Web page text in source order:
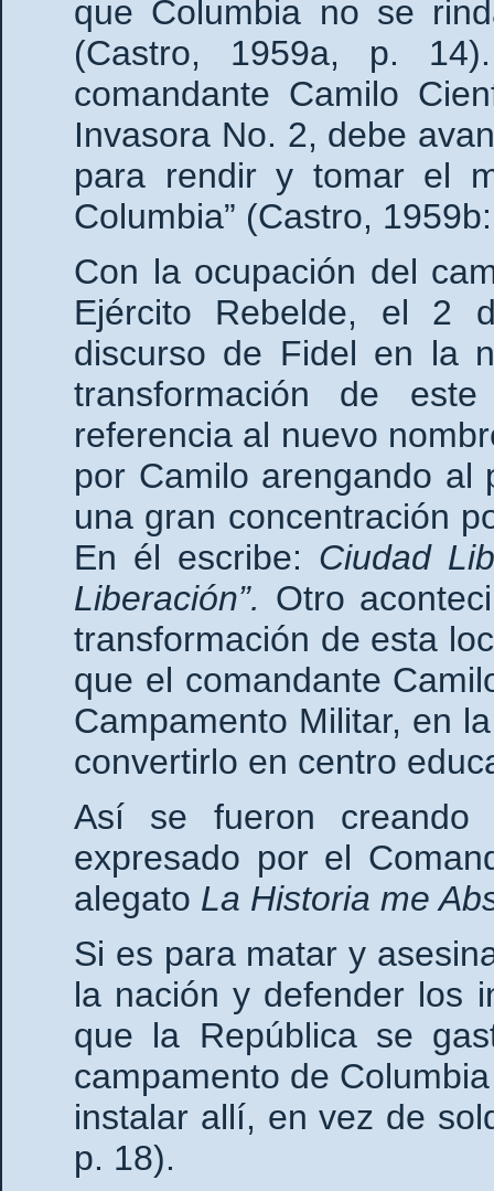
que Columbia no se
(Castro, 1959a, p.
comandante Camilo
Invasora No. 2, debe
para rendir y tomar el
Columbia” (Castro,
Con la ocupación del
Ejército Rebelde, el 2
discurso de Fidel en la
transformación de
referencia al nuevo
por Camilo arengando
una gran concentración
En él escribe: Ciudad
Liberación”. Otro
transformación de esta
que el comandante
Campamento Militar, en
convertirlo en centro
Así se fueron creando
expresado por el
alegato La Historia me
Si es para matar y
la nación y defender los
que la República se
campamento de
instalar allí, en vez de
p. 18).